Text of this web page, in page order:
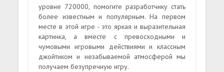
уровне 720000, помогите разработчику стать
более известным и популярным. На первом
месте в этой игре - это яркая и выразительная
картинка, а вместе с превосходными и
чумовыми игровыми действиями и классным
джойтиком и незабываемой атмосферой мы
получаем безупречную игру.